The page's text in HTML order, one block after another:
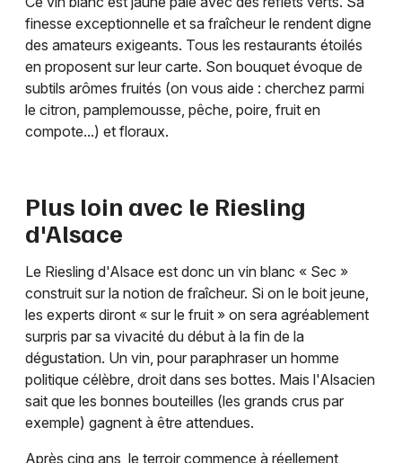
finesse exceptionnelle et sa fraîcheur le rendent digne
des amateurs exigeants. Tous les restaurants étoilés
en proposent sur leur carte. Son bouquet évoque de
subtils arômes fruités (on vous aide : cherchez parmi
le citron, pamplemousse, pêche, poire, fruit en
compote...) et floraux.
Plus loin avec le Riesling
d'Alsace
Le Riesling d'Alsace est donc un vin blanc « Sec »
construit sur la notion de fraîcheur. Si on le boit jeune,
les experts diront « sur le fruit » on sera agréablement
surpris par sa vivacité du début à la fin de la
dégustation. Un vin, pour paraphraser un homme
politique célèbre, droit dans ses bottes. Mais l'Alsacien
sait que les bonnes bouteilles (les grands crus par
exemple) gagnent à être attendues.
Après cinq ans, le terroir commence à réellement